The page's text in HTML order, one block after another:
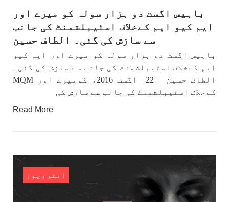
باہیس اگست دو ہزار سولہ کو میرے اور
ایم کیو ایم کےخلاف اسٹیبلشمنٹ کی جانب
سے سازش کی گئی۔ الطاف حسین
باہیس اگست دو ہزار سولہ کو میرے اور ایم کیو
ایم کےخلاف اسٹیبلشمنٹ کی جانب سے سازش کی گئی۔
الطاف حسین 22 اگست 2016ء کومیرے اور MQM
کےخلاف اسٹیبلشمنٹ کی جانب سے سازش کی
Read More
انٹرویوز